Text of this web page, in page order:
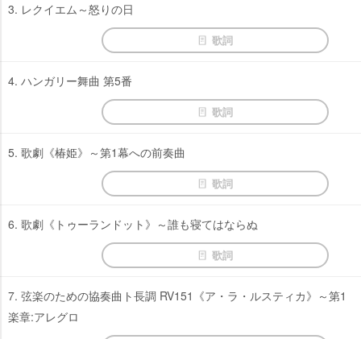
3. レクイエム～怒りの日
歌詞
4. ハンガリー舞曲 第5番
歌詞
5. 歌劇《椿姫》～第1幕への前奏曲
歌詞
6. 歌劇《トゥーランドット》～誰も寝てはならぬ
歌詞
7. 弦楽のための協奏曲ト長調 RV151《ア・ラ・ルスティカ》～第1
楽章:アレグロ